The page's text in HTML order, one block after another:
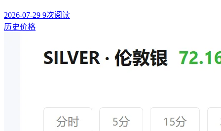
2026-07-29 9次阅读
历史价格